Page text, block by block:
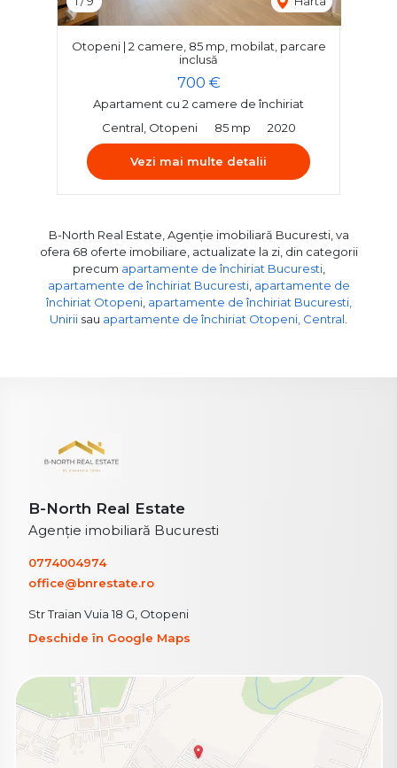
Otopeni | 2 camere, 85 mp, mobilat, parcare
inclusă
700 €
Apartament cu 2 camere de închiriat
Central, Otopeni
85 mp 2020
Vezi mai multe detalii
B-North Real Estate, Agenție imobiliară Bucuresti, va
ofera 68 oferte imobiliare, actualizate la zi, din categorii
precum apartamente de închiriat Bucuresti,
apartamente de închiriat Bucuresti, apartamente de
închiriat Otopeni, apartamente de închiriat Bucuresti,
Unirii sau apartamente de închiriat Otopeni, Central
B-North Real Estate
Agenție imobiliară Bucuresti
0774004974
office@bnrestate.ro
Str Traian Vuia 18 G, Otopeni
Deschide în Google Maps